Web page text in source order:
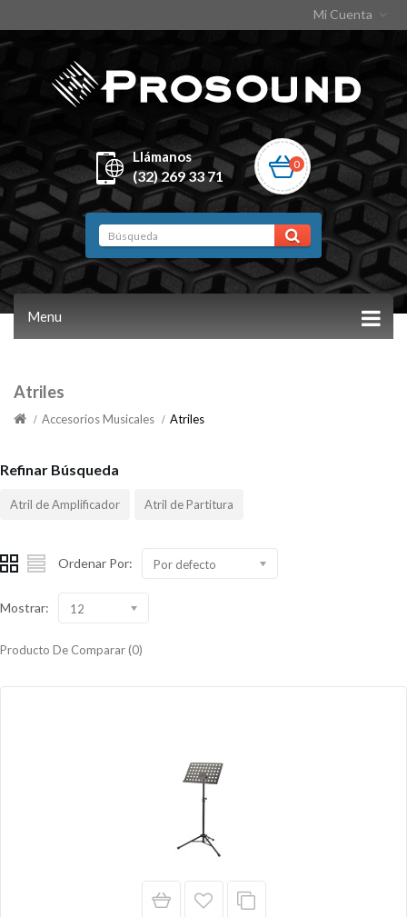
Mi Cuenta
Llámanos
(32) 269 33 71
0
Menu
Atriles
Accesorios Musicales Atriles
Refinar Búsqueda
Atril de Amplificador Atril de Partitura
Ordenar Por: Por defecto
Mostrar: 12
Producto De Comparar (0)